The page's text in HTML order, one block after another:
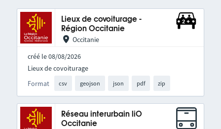
Lieux de covoiturage -
Région Occitanie
Occitanie
créé le 08/08/2026
Format csv geojson json pdf zip
Lieux de covoiturage
Réseau interurbain liO
Occitanie